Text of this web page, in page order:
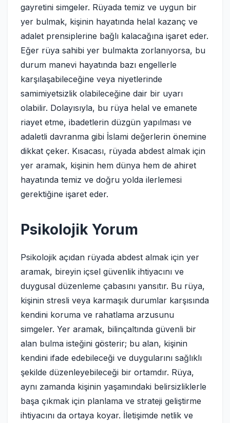
gayretini simgeler. Rüyada temiz ve uygun bir
yer bulmak, kişinin hayatında helal kazanç ve
adalet prensiplerine bağlı kalacağına işaret eder.
Eğer rüya sahibi yer bulmakta zorlanıyorsa, bu
durum manevi hayatında bazı engellerle
karşılaşabileceğine veya niyetlerinde
samimiyetsizlik olabileceğine dair bir uyarı
olabilir. Dolayısıyla, bu rüya helal ve emanete
riayet etme, ibadetlerin düzgün yapılması ve
adaletli davranma gibi İslami değerlerin önemine
dikkat çeker. Kısacası, rüyada abdest almak için
yer aramak, kişinin hem dünya hem de ahiret
hayatında temiz ve doğru yolda ilerlemesi
gerektiğine işaret eder.
Psikolojik Yorum
Psikolojik açıdan rüyada abdest almak için yer
aramak, bireyin içsel güvenlik ihtiyacını ve
duygusal düzenleme çabasını yansıtır. Bu rüya,
kişinin stresli veya karmaşık durumlar karşısında
kendini koruma ve rahatlama arzusunu
simgeler. Yer aramak, bilinçaltında güvenli bir
alan bulma isteğini gösterir; bu alan, kişinin
kendini ifade edebileceği ve duygularını sağlıklı
şekilde düzenleyebileceği bir ortamdır. Rüya,
aynı zamanda kişinin yaşamındaki belirsizliklerle
başa çıkmak için planlama ve strateji geliştirme
ihtiyacını da ortaya koyar. İletişimde netlik ve